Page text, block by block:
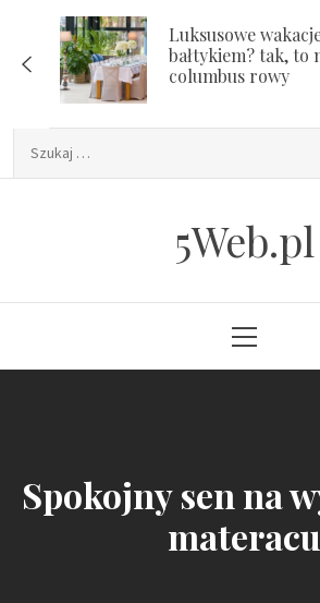
content
Luksusowe
bałtykiem? tak, to
columbus rowy
5Web.pl
Menu
Spokojny sen na
materacu